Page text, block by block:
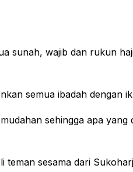
sunah, wajib dan rukun
semua ibadah dengan
sehingga apa
teman sesama dari